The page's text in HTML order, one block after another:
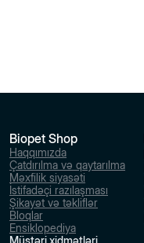
Biopet Shop
Haqqımızda
Çatdırılma və qaytarılma
Məxfilik siyasəti
İstifadəçi razılaşması
Şikayət və təkliflər
Bloqlar
Ensiklopediya